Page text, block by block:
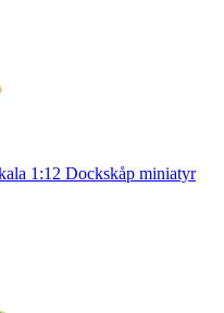
1:12 Dockskåp miniatyr